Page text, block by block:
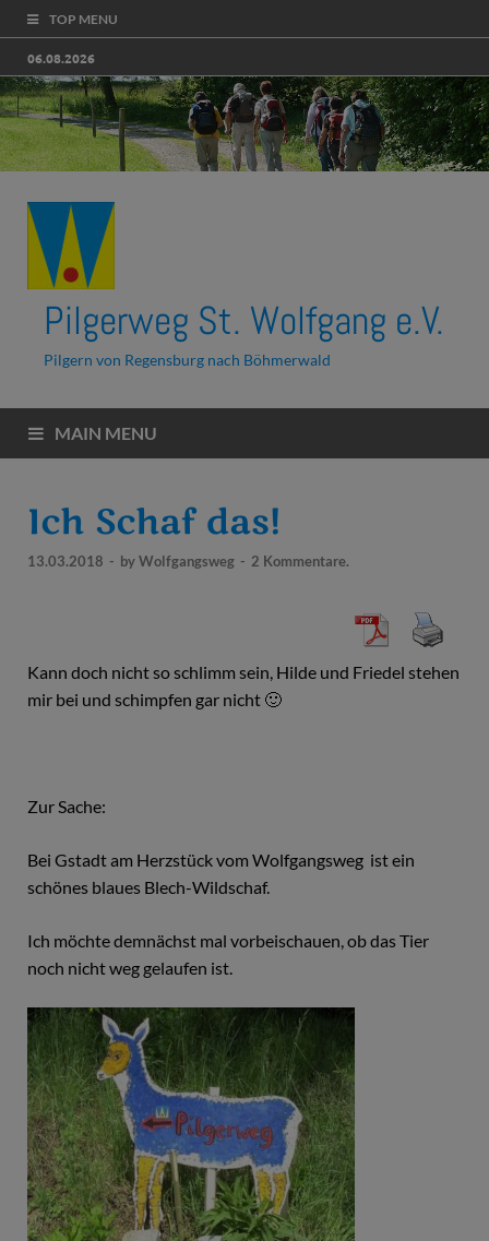
TOP MENU
06.08.2026
Pilgerweg St. Wolfgang e.V.
Pilgern von Regensburg nach Böhmerwald
MAIN MENU
Ich Schaf das!
13.03.2018 - byWolfgangsweg - 2 Kommentare.
Kann doch nicht so schlimm sein, Hilde und Friedel stehen
mir bei und schimpfen gar nicht 🙂
Zur Sache:
Bei Gstadt am Herzstück vom Wolfgangsweg ist ein
schönes blaues Blech-Wildschaf.
Ich möchte demnächst mal vorbeischauen, ob das Tier
noch nicht weg gelaufen ist.